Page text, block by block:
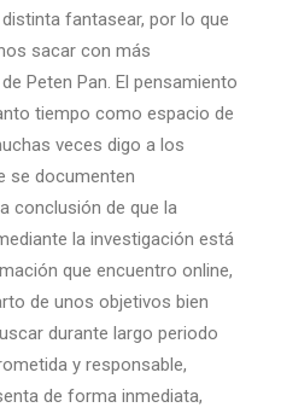
fantasear, por lo que
sacar con más
Peten Pan. El pensamiento
tiempo como espacio de
veces digo a los
se documenten
conclusión de que la
la investigación está
que encuentro online,
de unos objetivos bien
durante largo periodo
y responsable,
de forma inmediata,